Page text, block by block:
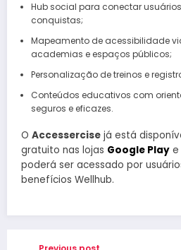
Hub social para conectar
conquistas;
Mapeamento de acessibilidade
academias e espaços públicos;
Personalização de treinos e
Conteúdos educativos com
seguros e eficazes.
O Accessercise já está
gratuito nas lojas Google Play e
poderá ser acessado por
benefícios Wellhub.